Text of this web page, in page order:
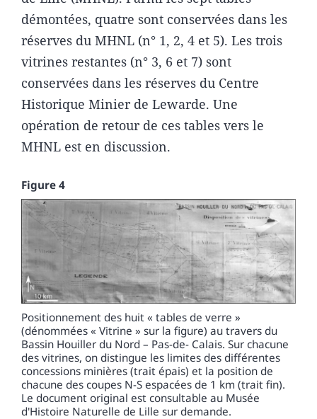
démontées, quatre sont conservées dans les
réserves du MHNL (n° 1, 2, 4 et 5). Les trois
vitrines restantes (n° 3, 6 et 7) sont
conservées dans les réserves du Centre
Historique Minier de Lewarde. Une
opération de retour de ces tables vers le
MHNL est en discussion.
Figure 4
Positionnement des huit « tables de verre »
(dénommées « Vitrine » sur la figure) au travers du
Bassin Houiller du Nord – Pas-de- Calais. Sur chacune
des vitrines, on distingue les limites des différentes
concessions minières (trait épais) et la position de
chacune des coupes N-S espacées de 1 km (trait fin).
Le document original est consultable au Musée
d'Histoire Naturelle de Lille sur demande.